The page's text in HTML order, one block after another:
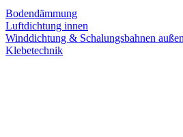
Bodendämmung
Luftdichtung innen
Winddichtung & Schalungsbahnen außen
Klebetechnik